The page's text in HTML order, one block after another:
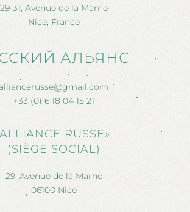
29-31, Avenue de la Marne
Nice, France
АЛЬЯНС
alliancerusse@gmail.com
+33 (0) 6 18 04 15 21
RUSSE»
(SIÈGE SOCIAL)
29, Avenue de la Marne
06100 Nice